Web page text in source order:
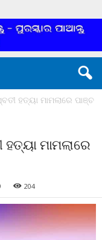
ହତ୍ୟା ମାମଲାରେ ପାଞ୍ଚ
ମାମଲାରେ
204